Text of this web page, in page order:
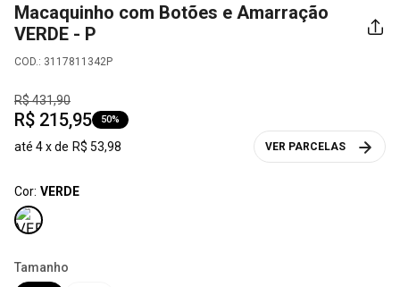
Macaquinho com Botões e Amarração
VERDE - P
COD.: 3117811342P
R$431,90
R$ 215,95 50%
até 4x de R$ 53,98 VER PARCELAS
Cor: VERDE
Tamanho